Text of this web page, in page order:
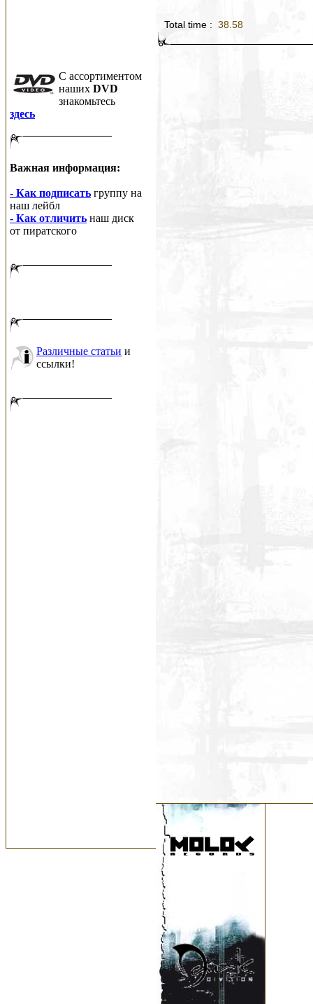
C ассортиментом
наших DVD
знакомьтесь
здесь
Важная информация:
- Как подписать группу на
наш лейбл
- Как отличить наш диск
от пиратского
Различные статьи и
ссылки!
Total time : 38.58